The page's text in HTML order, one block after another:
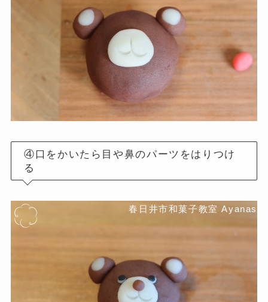
④口をかいたら目や鼻のパーツをはりつけ
る